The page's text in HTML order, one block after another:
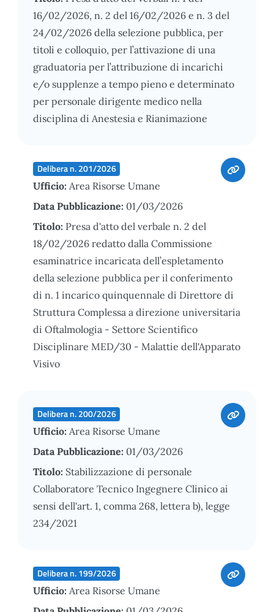
16/02/2026, n. 2 del 16/02/2026 e n. 3 del
24/02/2026 della selezione pubblica, per
titoli e colloquio, per l’attivazione di una
graduatoria per l’attribuzione di incarichi
e/o supplenze a tempo pieno e determinato
per personale dirigente medico nella
disciplina di Anestesia e Rianimazione
Delibera n. 201/2026
Ufficio: Area Risorse Umane
Data Pubblicazione: 01/03/2026
Titolo: Presa d'atto del verbale n. 2 del
18/02/2026 redatto dalla Commissione
esaminatrice incaricata dell’espletamento
della selezione pubblica per il conferimento
di n. 1 incarico quinquennale di Direttore di
Struttura Complessa a direzione universitaria
di Oftalmologia - Settore Scientifico
Disciplinare MED/30 - Malattie dell'Apparato
Visivo
Delibera n. 200/2026
Ufficio: Area Risorse Umane
Data Pubblicazione: 01/03/2026
Titolo: Stabilizzazione di personale
Collaboratore Tecnico Ingegnere Clinico ai
sensi dell'art. 1, comma 268, lettera b), legge
234/2021
Delibera n. 199/2026
Ufficio: Area Risorse Umane